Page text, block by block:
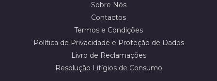
Sobre Nós
Contactos
Termos e Condições
Política de Privacidade e Proteção de Dados
Livro de Reclamações
Resolução Litígios de Consumo